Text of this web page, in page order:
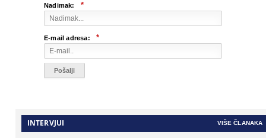
Nadimak: *
E-mail adresa: *
INTERVJUI VIŠE ČLANAKA